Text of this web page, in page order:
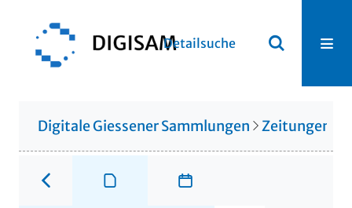
Detailsuche
Digitale Giessener Sammlungen Zeitungen